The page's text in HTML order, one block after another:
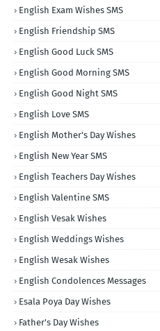
English Exam Wishes SMS
English Friendship SMS
English Good Luck SMS
English Good Morning SMS
English Good Night SMS
English Love SMS
English Mother's Day Wishes
English New Year SMS
English Teachers Day Wishes
English Valentine SMS
English Vesak Wishes
English Weddings Wishes
English Wesak Wishes
English Condolences Messages
Esala Poya Day Wishes
Father's Day Wishes